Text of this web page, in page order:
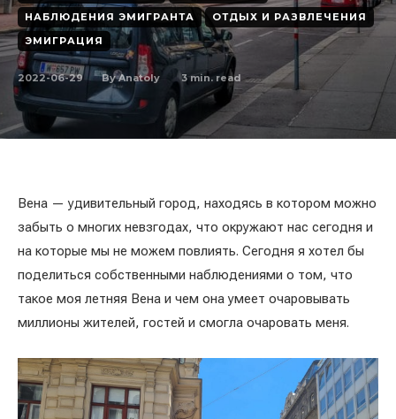
НАБЛЮДЕНИЯ ЭМИГРАНТА
ОТДЫХ И РАЗВЛЕЧЕНИЯ
ЭМИГРАЦИЯ
2022-06-29 By Anatoly 3min. read
Вена — удивительный город, находясь в котором можно
забыть о многих невзгодах, что окружают нас сегодня и
на которые мы не можем повлиять. Сегодня я хотел бы
поделиться собственными наблюдениями о том, что
такое моя летняя Вена и чем она умеет очаровывать
миллионы жителей, гостей и смогла очаровать меня.